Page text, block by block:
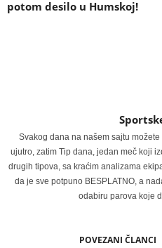
potom desilo u Humskoj!
Svakog dana na našem sajtu
ujutro, zatim Tip dana, jedan meč koji
drugih tipova, sa kraćim analizama
da je sve potpuno BESPLATNO, a
odabiru parova koje
POVEZANI ČLANCI